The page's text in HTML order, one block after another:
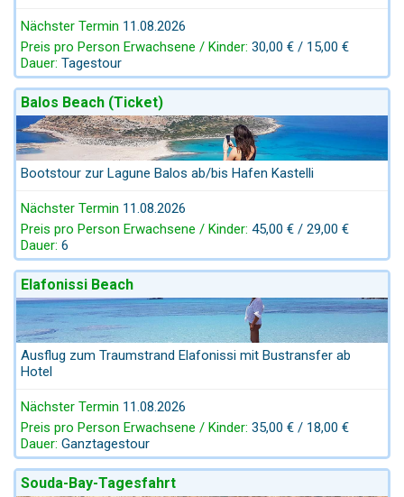
Nächster Termin 11.08.2026
Preis pro Person Erwachsene / Kinder: 30,00 € / 15,00 €
Dauer: Tagestour
Balos Beach (Ticket)
Bootstour zur Lagune Balos ab/bis Hafen Kastelli
Nächster Termin 11.08.2026
Preis pro Person Erwachsene / Kinder: 45,00 € / 29,00 €
Dauer: 6
Elafonissi Beach
Ausflug zum Traumstrand Elafonissi mit Bustransfer ab
Hotel
Nächster Termin 11.08.2026
Preis pro Person Erwachsene / Kinder: 35,00 € / 18,00 €
Dauer: Ganztagestour
Souda-Bay-Tagesfahrt